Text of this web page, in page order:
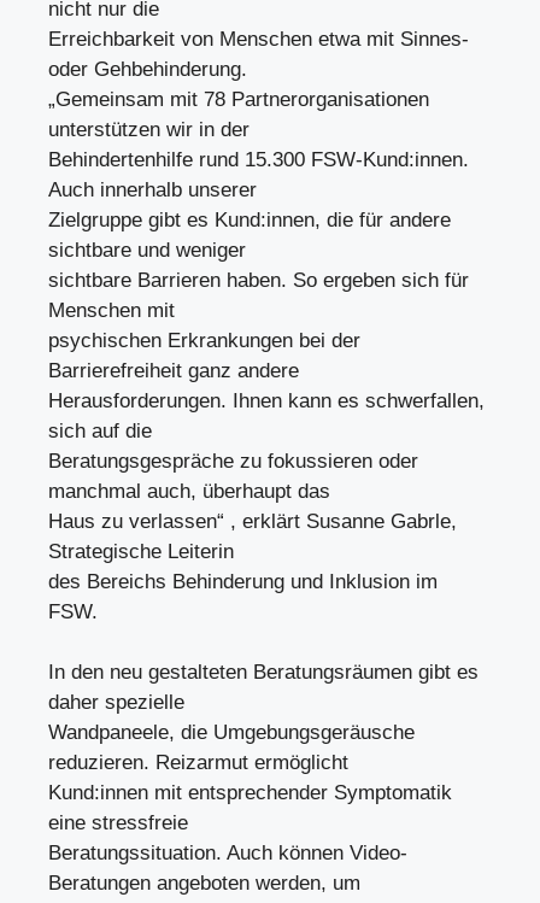
nicht nur die
Erreichbarkeit von Menschen etwa mit Sinnes-
oder Gehbehinderung.
„Gemeinsam mit 78 Partnerorganisationen
unterstützen wir in der
Behindertenhilfe rund 15.300 FSW-Kund:innen.
Auch innerhalb unserer
Zielgruppe gibt es Kund:innen, die für andere
sichtbare und weniger
sichtbare Barrieren haben. So ergeben sich für
Menschen mit
psychischen Erkrankungen bei der
Barrierefreiheit ganz andere
Herausforderungen. Ihnen kann es schwerfallen,
sich auf die
Beratungsgespräche zu fokussieren oder
manchmal auch, überhaupt das
Haus zu verlassen“ , erklärt Susanne Gabrle,
Strategische Leiterin
des Bereichs Behinderung und Inklusion im
FSW.
In den neu gestalteten Beratungsräumen gibt es
daher spezielle
Wandpaneele, die Umgebungsgeräusche
reduzieren. Reizarmut ermöglicht
Kund:innen mit entsprechender Symptomatik
eine stressfreie
Beratungssituation. Auch können Video-
Beratungen angeboten werden, um